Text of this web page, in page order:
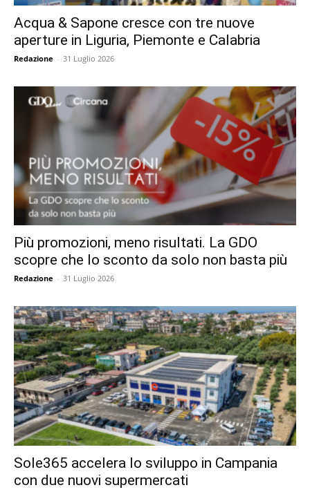
Acqua & Sapone cresce con tre nuove
aperture in Liguria, Piemonte e Calabria
Redazione - 31 Luglio 2026
Più promozioni, meno risultati. La GDO
scopre che lo sconto da solo non basta più
Redazione - 31 Luglio 2026
Sole365 accelera lo sviluppo in Campania
con due nuovi supermercati